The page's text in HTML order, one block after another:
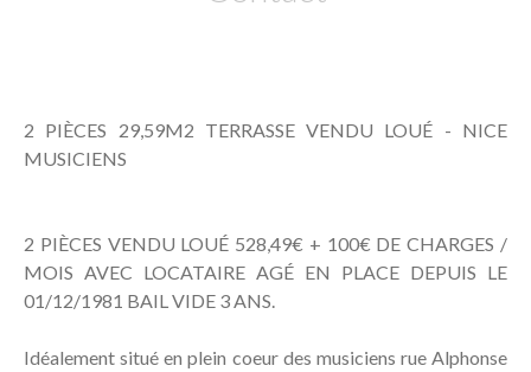
2 PIÈCES 29,59M2 TERRASSE VENDU LOUÉ - NICE
MUSICIENS
2 PIÈCES VENDU LOUÉ 528,49€ + 100€ DE CHARGES /
MOIS AVEC LOCATAIRE AGÉ EN PLACE DEPUIS LE
01/12/1981 BAIL VIDE 3 ANS.
Idéalement situé en plein coeur des musiciens rue Alphonse